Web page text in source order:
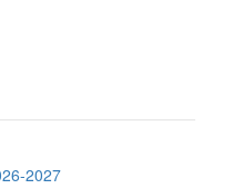
2027